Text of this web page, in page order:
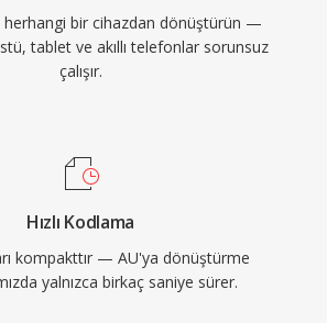
herhangi bir cihazdan dönüştürün —
tablet ve akıllı telefonlar sorunsuz
çalışır.
Hızlı Kodlama
kompakttır — AU'ya dönüştürme
yalnızca birkaç saniye sürer.